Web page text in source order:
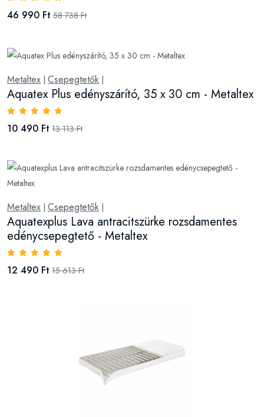
46 990 Ft 58 738 Ft
Metaltex Csepegtetők
Aquatex Plus edényszárító, 35 x 30 cm - Metaltex
10 490 Ft 13 113 Ft
Metaltex Csepegtetők
Aquatexplus Lava antracitszürke rozsdamentes
edénycsepegtető - Metaltex
12 490 Ft 15 613 Ft